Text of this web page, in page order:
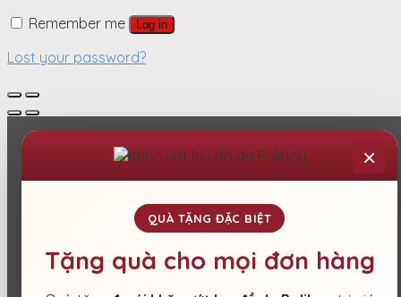
Remember me
Log in
Lost your password?
×
QUÀ TẶNG ĐẶC BIỆT
Tặng quà cho mọi đơn hàng